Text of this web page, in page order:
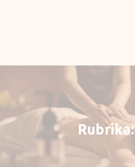
Rubrika: